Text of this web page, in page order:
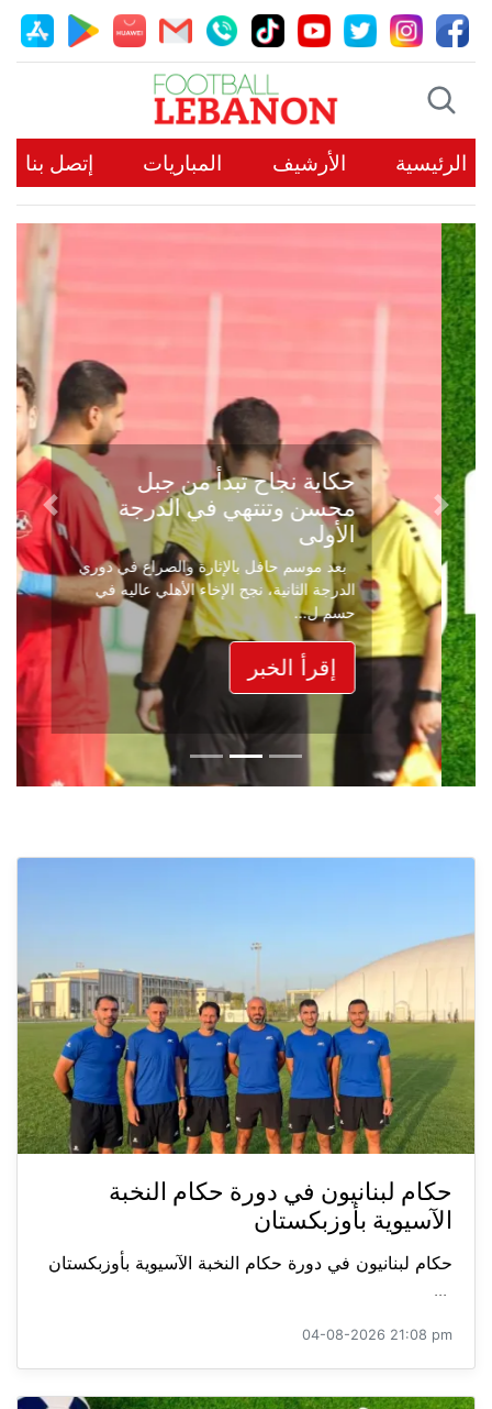
الرئيسية الأرشيف المباريات إتصل بنا
حكاية نجاح تبدأ من جبل
محسن وتنتهي في الدرجة
الأولى
بعد موسم حافل بالإثارة والصراع في دوري
الدرجة الثانية، نجح الإخاء الأهلي عاليه في
حسم ل...
إقرأ الخبر
Previous
Next
حكام لبنانيون في دورة حكام النخبة
الآسيوية بأوزبكستان
حكام لبنانيون في دورة حكام النخبة الآسيوية بأوزبكستان
...
04-08-2026 21:08 pm